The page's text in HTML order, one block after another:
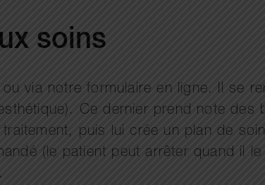
soins
via notre formulaire en ligne. Il se
Ce dernier prend note des
puis lui crée un plan de
(le patient peut arrêter quand il